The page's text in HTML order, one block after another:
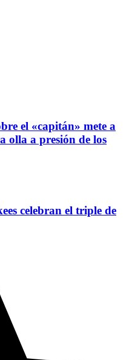
el «capitán» mete a
olla a presión de los
celebran el triple de